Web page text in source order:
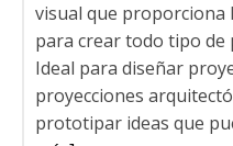
visual que proporciona
para crear todo tipo de
Ideal para diseñar
proyecciones
prototipar ideas que